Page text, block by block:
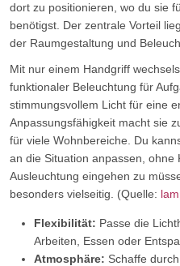
dort zu positionieren, wo du sie
benötigst. Der zentrale Vorteil
der Raumgestaltung und
Mit nur einem Handgriff
funktionaler Beleuchtung für
stimmungsvollem Licht für eine
Anpassungsfähigkeit macht sie
für viele Wohnbereiche. Du
an die Situation anpassen, ohne
Ausleuchtung eingehen zu
besonders vielseitig. (Quelle:
Flexibilität: Passe die
Arbeiten, Essen oder
Atmosphäre: Schaffe